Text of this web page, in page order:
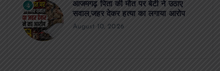
4
आजमगढ़ पिता की मौत पर बेटी ने उठाए
सवाल,जहर देकर हत्या का लगाया आरोप
August 10, 2026